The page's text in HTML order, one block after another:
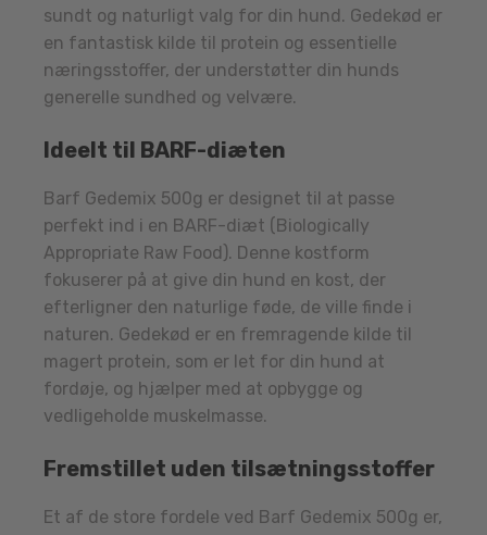
sundt og naturligt valg for din hund. Gedekød er
en fantastisk kilde til protein og essentielle
næringsstoffer, der understøtter din hunds
generelle sundhed og velvære.
Ideelt til BARF-diæten
Barf Gedemix 500g er designet til at passe
perfekt ind i en BARF-diæt (Biologically
Appropriate Raw Food). Denne kostform
fokuserer på at give din hund en kost, der
efterligner den naturlige føde, de ville finde i
naturen. Gedekød er en fremragende kilde til
magert protein, som er let for din hund at
fordøje, og hjælper med at opbygge og
vedligeholde muskelmasse.
Fremstillet uden tilsætningsstoffer
Et af de store fordele ved Barf Gedemix 500g er,